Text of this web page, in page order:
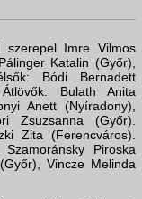
szerepel Imre Vilmos
Katalin (Győr),
Bódi Bernadett
Bulath Anita
Anett (Nyíradony),
Zsuzsanna (Győr).
Zita (Ferencváros).
Piroska
Vincze Melinda